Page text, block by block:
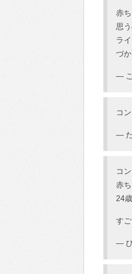
赤
思
ラ
づ
—
コ
—
コ
赤
24
す
—